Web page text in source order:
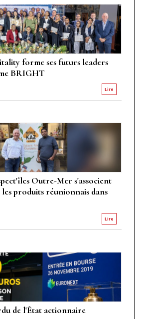
forme ses futurs leaders
BRIGHT
Lire
Outre-Mer s'associent
produits réunionnais dans
Lire
de l'État actionnaire